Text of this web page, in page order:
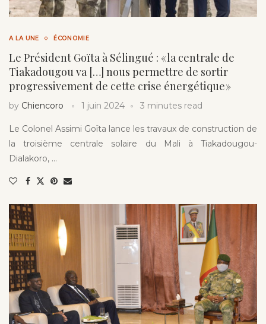
A LA UNE ÉCONOMIE
Le Président Goïta à Sélingué : « la centrale de
Tiakadougou va […] nous permettre de sortir
progressivement de cette crise énergétique »
by Chiencoro 1 juin 2024 3 minutes read
Le Colonel Assimi Goïta lance les travaux de construction de
la troisième centrale solaire du Mali à Tiakadougou-
Dialakoro, …